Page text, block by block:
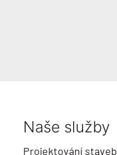
Naše služby
Projektování staveb